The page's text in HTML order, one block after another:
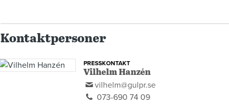
Kontaktpersoner
PRESSKONTAKT
Vilhelm Hanzén
vilhelm@gulpr.se
073-690 74 09